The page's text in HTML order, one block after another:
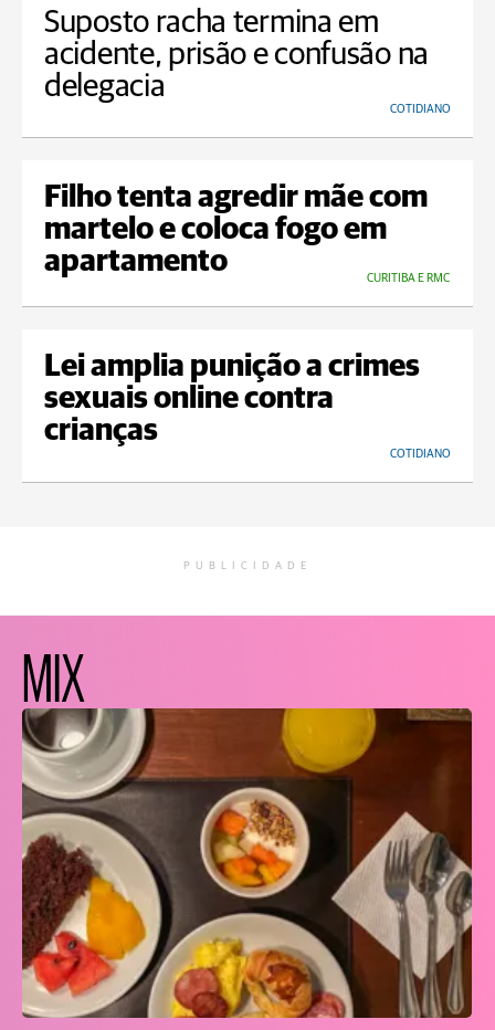
Suposto racha termina em
acidente, prisão e confusão na
delegacia
COTIDIANO
Filho tenta agredir mãe com
martelo e coloca fogo em
apartamento
CURITIBA E RMC
Lei amplia punição a crimes
sexuais online contra
crianças
COTIDIANO
PUBLICIDADE
MIX